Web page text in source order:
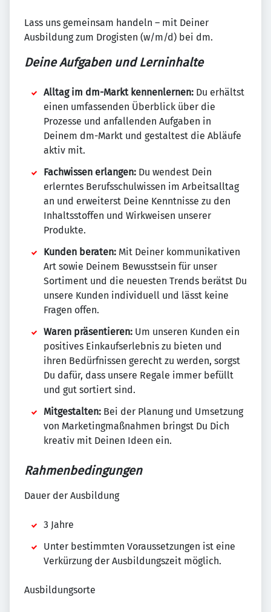
Lass uns gemeinsam handeln – mit Deiner
Ausbildung zum Drogisten (w/m/d) bei dm.
Deine Aufgaben und Lerninhalte
Alltag im dm-Markt kennenlernen: Du erhältst
einen umfassenden Überblick über die
Prozesse und anfallenden Aufgaben in
Deinem dm-Markt und gestaltest die Abläufe
aktiv mit.
Fachwissen erlangen: Du wendest Dein
erlerntes Berufsschulwissen im Arbeitsalltag
an und erweiterst Deine Kenntnisse zu den
Inhaltsstoffen und Wirkweisen unserer
Produkte.
Kunden beraten: Mit Deiner kommunikativen
Art sowie Deinem Bewusstsein für unser
Sortiment und die neuesten Trends berätst Du
unsere Kunden individuell und lässt keine
Fragen offen.
Waren präsentieren: Um unseren Kunden ein
positives Einkaufserlebnis zu bieten und
ihren Bedürfnissen gerecht zu werden, sorgst
Du dafür, dass unsere Regale immer befüllt
und gut sortiert sind.
Mitgestalten: Bei der Planung und Umsetzung
von Marketingmaßnahmen bringst Du Dich
kreativ mit Deinen Ideen ein.
Rahmenbedingungen
Dauer der Ausbildung
3 Jahre
Unter bestimmten Voraussetzungen ist eine
Verkürzung der Ausbildungszeit möglich.
Ausbildungsorte